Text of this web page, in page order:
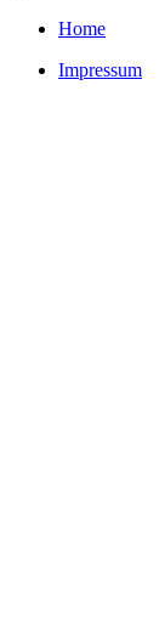
Home
Impressum